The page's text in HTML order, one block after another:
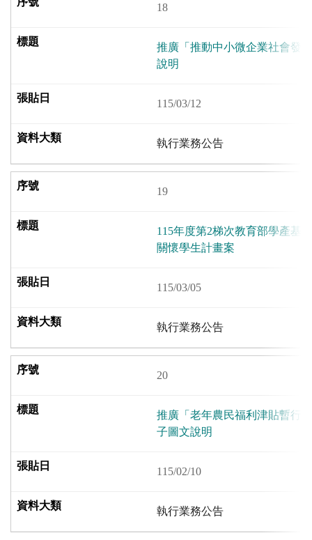
18
推廣「推動中小微企業社會發
說明
115/03/12
執行業務公告
19
115年度第2梯次教育部學產基
關懷學生計畫案
115/03/05
執行業務公告
20
推廣「老年農民福利津貼暫行
子圖文說明
115/02/10
執行業務公告